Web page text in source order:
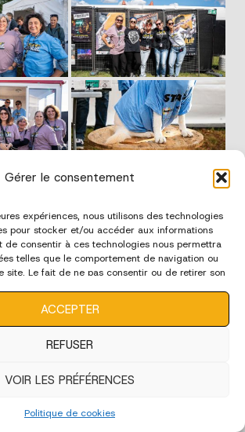
Gérer le consentement
expériences, nous utilisons des technologies
pour stocker et/ou accéder aux informations
de consentir à ces technologies nous permettra
telles que le comportement de navigation ou
site. Le fait de ne pas consentir ou de retirer son
ACCEPTER
REFUSER
VOIR LES PRÉFÉRENCES
Politique de cookies